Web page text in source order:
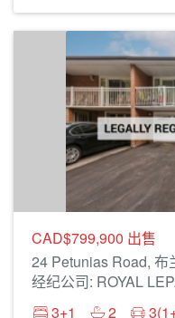
CAD$799,900 出售
24 Petunias Road, 布
经纪公司: ROYAL
3+1
2